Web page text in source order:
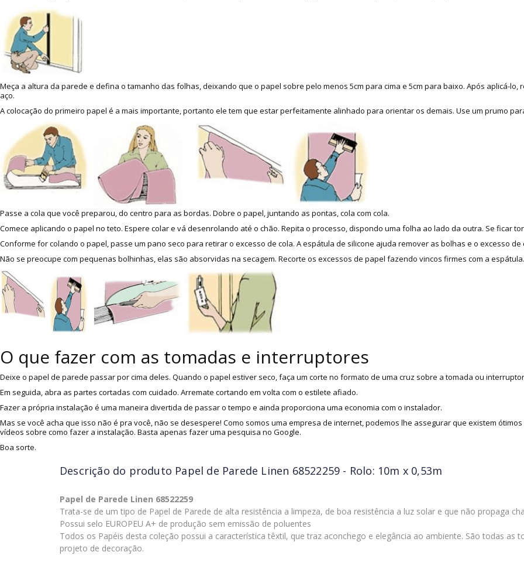
Meça a altura da parede e defina o tamanho das folhas, deixando que o papel sobre pelo menos 5cm para cima e 5cm para baixo. Após aplicá-
aço.
A colocação do primeiro papel é a mais importante, portanto ele tem que estar perfeitamente alinhado para orientar os demais. Use um prumo
Passe a cola que você preparou, do centro para as bordas. Dobre o papel, juntando as pontas, cola com cola.
Comece aplicando o papel no teto. Espere colar e vá desenrolando até o chão. Repita o processo, dispondo uma folha ao lado da outra. Se ficar
Conforme for colando o papel, passe um pano seco para retirar o excesso de cola. A espátula de silicone ajuda remover as bolhas e o excesso de
Não se preocupe com pequenas bolhinhas, elas são absorvidas na secagem. Recorte os excessos de papel fazendo vincos firmes com a
O que fazer com as tomadas e interruptores
Deixe o papel de parede passar por cima deles. Quando o papel estiver seco, faça um corte no formato de uma cruz sobre a tomada ou
Em seguida, abra as partes cortadas com cuidado. Arremate cortando em volta com o estilete afiado.
Fazer a própria instalação é uma maneira divertida de passar o tempo e ainda proporciona uma economia com o instalador.
Mas se você acha que isso não é pra você, não se desespere! Como somos uma empresa de internet, podemos lhe assegurar que existem
vídeos sobre como fazer a instalação. Basta apenas fazer uma pesquisa no Google.
Boa sorte.
Descrição do produto Papel de Parede Linen 68522259 - Rolo: 10m x 0,53m
Papel de Parede Linen 68522259
Trata-se de um tipo de Papel de Parede de alta resistência a limpeza, de boa resistência a luz solar e que não propaga
Possui selo EUROPEU A+ de produção sem emissão de poluentes
Todos os Papéis desta coleção possui a característica têxtil, que traz aconchego e elegância ao ambiente. São todas as
projeto de decoração.